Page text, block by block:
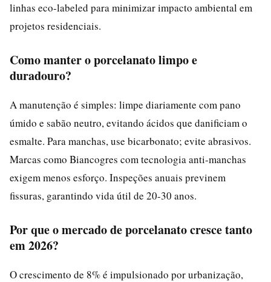
linhas eco-labeled para minimizar impacto ambiental em
projetos residenciais.
Como manter o porcelanato limpo e
duradouro?
A manutenção é simples: limpe diariamente com pano
úmido e sabão neutro, evitando ácidos que danificiam o
esmalte. Para manchas, use bicarbonato; evite abrasivos.
Marcas como Biancogres com tecnologia anti-manchas
exigem menos esforço. Inspeções anuais previnem
fissuras, garantindo vida útil de 20-30 anos.
Por que o mercado de porcelanato cresce tanto
em 2026?
O crescimento de 8% é impulsionado por urbanização,